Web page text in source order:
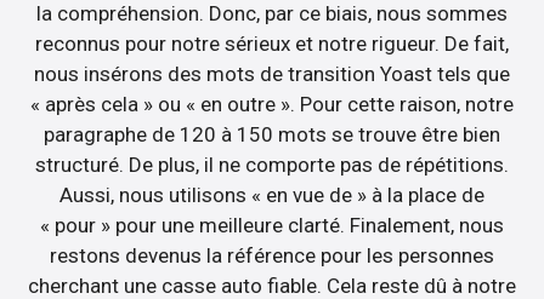
la compréhension. Donc, par ce biais, nous sommes
reconnus pour notre sérieux et notre rigueur. De fait,
nous insérons des mots de transition Yoast tels que
« après cela » ou « en outre ». Pour cette raison, notre
paragraphe de 120 à 150 mots se trouve être bien
structuré. De plus, il ne comporte pas de répétitions.
Aussi, nous utilisons « en vue de » à la place de
« pour » pour une meilleure clarté. Finalement, nous
restons devenus la référence pour les personnes
cherchant une casse auto fiable. Cela reste dû à notre